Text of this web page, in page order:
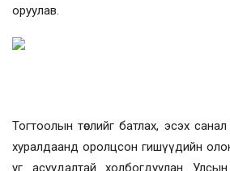
оруулав.
Тогтоолын төслийг батлах, эсэх
хуралдаанд оролцсон гишүүдийн
уг асуудалтай холбогдуулан